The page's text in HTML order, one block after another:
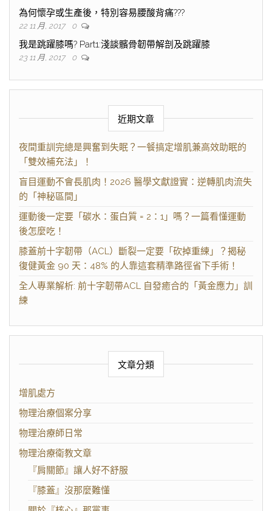
為何懷孕或生產後，特別容易腰酸背痛???
22 11 月, 2017 0
我是跳躍膝嗎? Part1:淺談髕骨韌帶解剖及跳躍膝
23 11 月, 2017 0
近期文章
夜間重訓完總是興奮到失眠？一餐搞定增肌兼高效助眠的
「雙效補充法」！
盲目運動不會長肌肉！2026 醫學文獻證實：逆轉肌肉流失
的「神秘區間」
運動後一定要「碳水：蛋白質 = 2：1」嗎？一篇看懂運動
後怎麼吃！
膝蓋前十字韌帶（ACL）斷裂一定要「砍掉重練」？揭秘
復健黃金 90 天：48% 的人靠這套精準路徑省下手術！
全人專業解析: 前十字韌帶ACL 自發癒合的「黃金應力」訓
練
文章分類
增肌處方
物理治療個案分享
物理治療師日常
物理治療衛教文章
『肩關節』讓人好不舒服
『膝蓋』沒那麼難懂